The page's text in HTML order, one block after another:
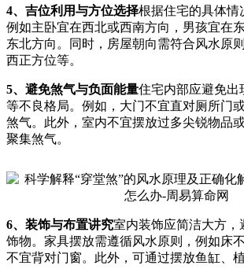
4、吉位利用与方位选择根据住宅的具体情
例如主卧宜在西北或西南方向，男孩宜在
东北方向。同时，房屋朝向需符合风水原
西正方位等。
5、避免煞气与负面能量住宅内部应避免出
等不良格局。例如，大门不宜直对厕所门
煞气。此外，室内不宜摆放过多尖锐物品
聚集煞气。
6、装饰与布置讲究室内装饰应简洁大方，
饰物。家具摆放需遵循风水原则，例如床
不宜背对门窗。此外，可通过摆放鱼缸、